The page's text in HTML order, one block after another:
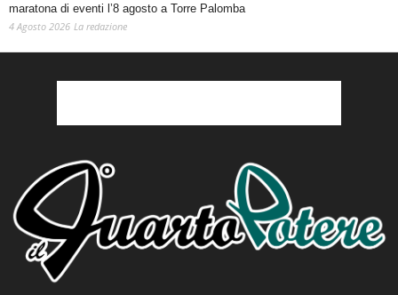
maratona di eventi l’8 agosto a Torre Palomba
4 Agosto 2026 La redazione